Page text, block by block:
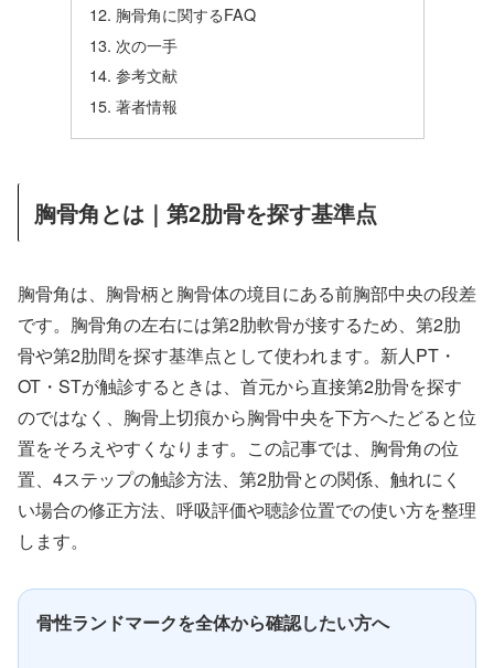
胸骨角に関するFAQ
次の一手
参考文献
著者情報
胸骨角とは｜第2肋骨を探す基準点
胸骨角は、胸骨柄と胸骨体の境目にある前胸部中央の段差
です。胸骨角の左右には第2肋軟骨が接するため、第2肋
骨や第2肋間を探す基準点として使われます。新人PT・
OT・STが触診するときは、首元から直接第2肋骨を探す
のではなく、胸骨上切痕から胸骨中央を下方へたどると位
置をそろえやすくなります。この記事では、胸骨角の位
置、4ステップの触診方法、第2肋骨との関係、触れにく
い場合の修正方法、呼吸評価や聴診位置での使い方を整理
します。
骨性ランドマークを全体から確認したい方へ